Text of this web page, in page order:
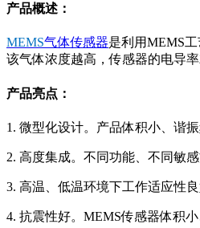
产品概述：
MEMS气体传感器是利用MEMS
该气体浓度越高，传感器的电导
产品亮点：
1. 微型化设计。产品体积小、谐
2. 高度集成。不同功能、不同敏
3. 高温、低温环境下工作适应性
4. 抗震性好。MEMS传感器体积